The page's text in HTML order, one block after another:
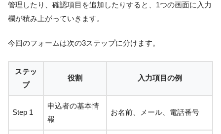
管理したり、確認項目を追加したりすると、1つの画面に入力
欄が積み上がっていきます。
今回のフォームは次の3ステップに分けます。
ステッ
プ
役割 入力項目の例
Step 1
申込者の基本情
報
お名前、メール、電話番号